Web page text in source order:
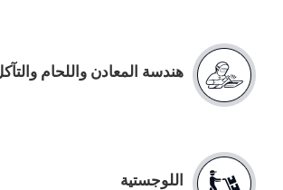
هندسة المعادن واللحام
اللوجستية